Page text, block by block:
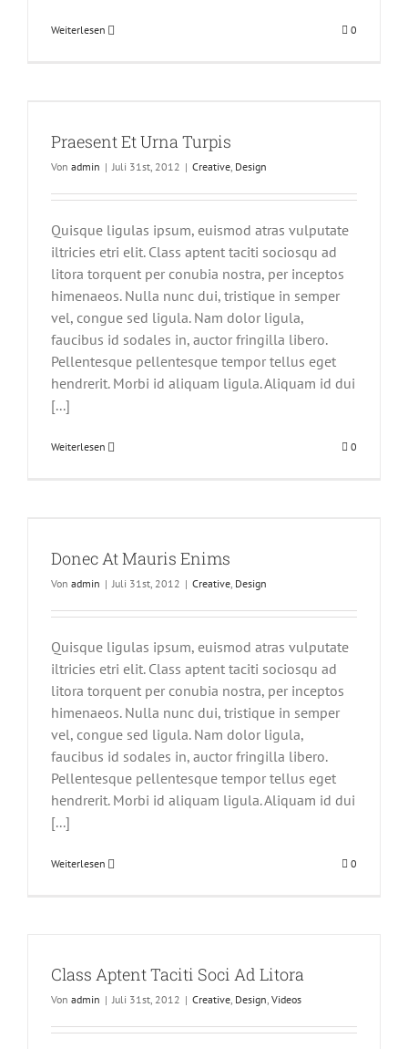
Weiterlesen 0
Praesent Et Urna Turpis
Von admin | Juli 31st, 2012 | Creative, Design
Quisque ligulas ipsum, euismod atras vulputate
iltricies etri elit. Class aptent taciti sociosqu ad
litora torquent per conubia nostra, per inceptos
himenaeos. Nulla nunc dui, tristique in semper
vel, congue sed ligula. Nam dolor ligula,
faucibus id sodales in, auctor fringilla libero.
Pellentesque pellentesque tempor tellus eget
hendrerit. Morbi id aliquam ligula. Aliquam id dui
[...]
Weiterlesen 0
Donec At Mauris Enims
Von admin | Juli 31st, 2012 | Creative, Design
Quisque ligulas ipsum, euismod atras vulputate
iltricies etri elit. Class aptent taciti sociosqu ad
litora torquent per conubia nostra, per inceptos
himenaeos. Nulla nunc dui, tristique in semper
vel, congue sed ligula. Nam dolor ligula,
faucibus id sodales in, auctor fringilla libero.
Pellentesque pellentesque tempor tellus eget
hendrerit. Morbi id aliquam ligula. Aliquam id dui
[...]
Weiterlesen 0
Class Aptent Taciti Soci Ad Litora
Von admin | Juli 31st, 2012 | Creative, Design, Videos